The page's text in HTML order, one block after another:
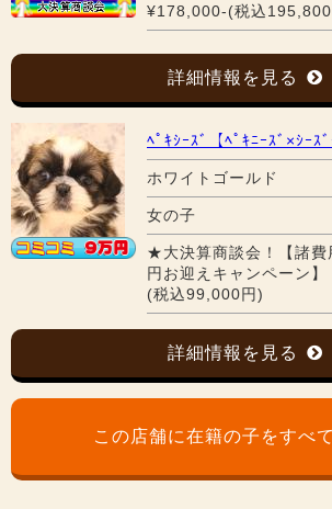
¥178,000-(税込
詳細情報を見る
ﾍﾟｷｼｰｽﾞ【ﾍﾟｷﾆｰｽﾞ×ｼｰｽﾞ
ホワイトゴールド
女の子
★大決算商談会！【諸費
円お迎えキャンペーン】
(税込99,000円)
詳細情報を見る
この店舗に在籍の子をすべ